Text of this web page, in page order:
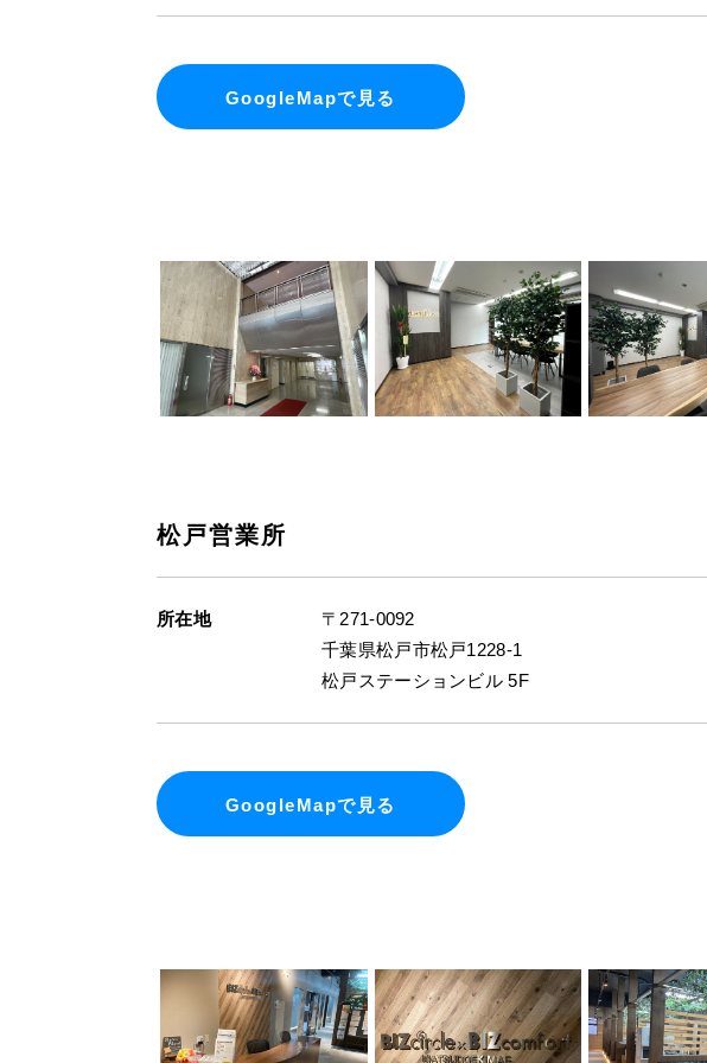
GoogleMapで見る
松戸営業所
所在地
〒271-0092
千葉県松戸市松戸1228-1
松戸ステーションビル 5F
GoogleMapで見る